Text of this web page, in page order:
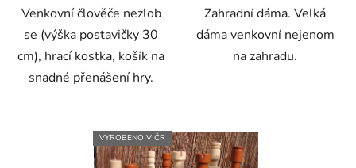
hvězdiček.
Venkovní člověče nezlob
se (výška postavičky 30
cm), hrací kostka, košík na
snadné přenášení hry.
Zahradní dáma. Velká
dáma venkovní nejenom
na zahradu.
VYROBENO V ČR